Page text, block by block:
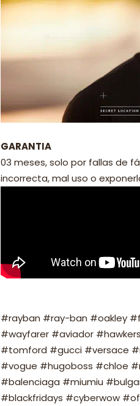
GARANTIA
03 meses, solo por fallas de
incorrecta, mal uso o
#rayban #ray-ban #oakley
#wayfarer #aviador
#tomford #gucci #versace
#vogue #hugoboss #chloe
#balenciaga #miumiu
#blackfridays #cyberwow